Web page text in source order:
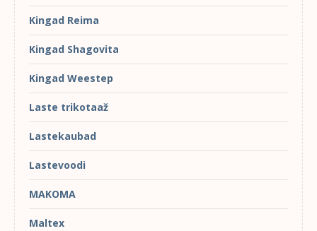
Kingad Reima
Kingad Shagovita
Kingad Weestep
Laste trikotaaž
Lastekaubad
Lastevoodi
MAKOMA
Maltex